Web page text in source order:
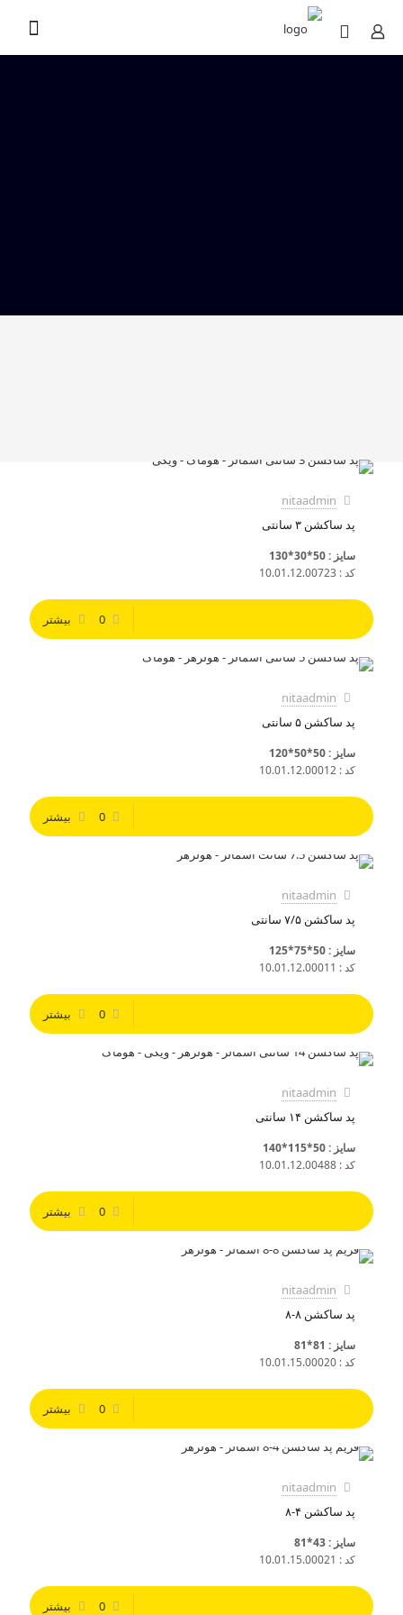
nitaadmin
پد ساکشن ۳ سانتی
سایز : 50*30*130
کد : 10.01.12.00723
0 بیشتر
nitaadmin
پد ساکشن ۵ سانتی
سایز : 50*50*120
کد : 10.01.12.00012
0 بیشتر
nitaadmin
پد ساکشن ۷/۵ سانتی
سایز : 50*75*125
کد : 10.01.12.00011
0 بیشتر
nitaadmin
پد ساکشن ۱۴ سانتی
سایز : 50*115*140
کد : 10.01.12.00488
0 بیشتر
nitaadmin
پد ساکشن ۸-۸
سایز : 81*81
کد : 10.01.15.00020
0 بیشتر
nitaadmin
پد ساکشن ۴-۸
سایز : 43*81
کد : 10.01.15.00021
0 بیشتر